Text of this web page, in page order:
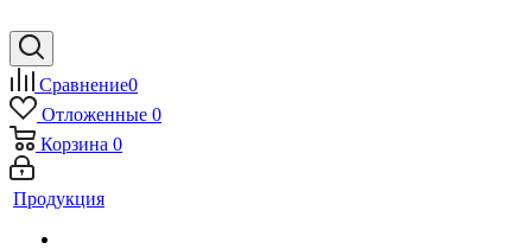
Сравнение0
Отложенные 0
Корзина 0
Продукция